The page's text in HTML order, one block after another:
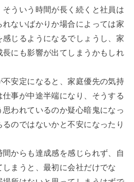
ういう時間が長く続くと社員は
ないばかりか場合によっては家
じるようになるでしょうし、家
にも影響が出てしまうかもしれ
不安定になると、家庭優先の気持
事が中途半端になり、そうする
われているのか疑心暗鬼になっ
のではないかと不安になったり
からも達成感を感じられず、自
まうと、最初に会社だけでな